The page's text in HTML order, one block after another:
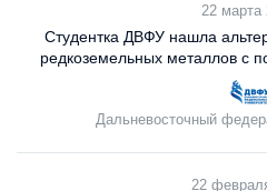
22 марта
Студентка ДВФУ нашла
редкоземельных металлов с
Дальневосточный
22